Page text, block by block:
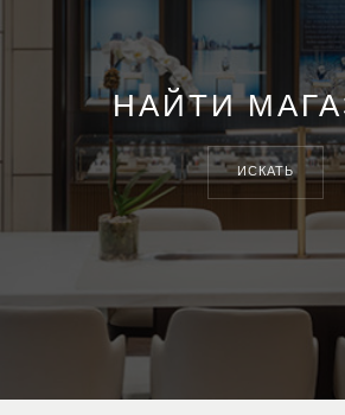
НАЙТИ
ИСКАТЬ